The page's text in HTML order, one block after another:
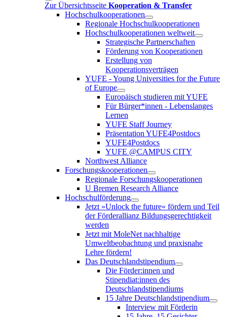
Zur Übersichtsseite Kooperation & Transfer
Hochschulkooperationen
Regionale Hochschulkooperationen
Hochschulkooperationen weltweit
Strategische Partnerschaften
Förderung von Kooperationen
Erstellung von
Kooperationsverträgen
YUFE - Young Universities for the Future
of Europe
Europäisch studieren mit YUFE
Für Bürger*innen - Lebenslanges
Lernen
YUFE Staff Journey
Präsentation YUFE4Postdocs
YUFE4Postdocs
YUFE @CAMPUS CITY
Northwest Alliance
Forschungskooperationen
Regionale Forschungskooperationen
U Bremen Research Alliance
Hochschulförderung
Jetzt »Unlock the future« fördern und Teil
der Förderallianz Bildungsgerechtigkeit
werden
Jetzt mit MoleNet nachhaltige
Umweltbeobachtung und praxisnahe
Lehre fördern!
Das Deutschlandstipendium
Die Förder:innen und
Stipendiat:innen des
Deutschlandstipendiums
15 Jahre Deutschlandstipendium
Interview mit Förderin